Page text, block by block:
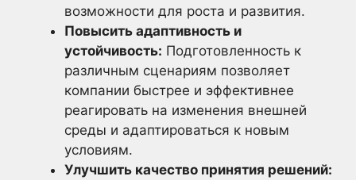
возможности для роста и развития.
Повысить адаптивность и
устойчивость: Подготовленность к
различным сценариям позволяет
компании быстрее и эффективнее
реагировать на изменения внешней
среды и адаптироваться к новым
условиям.
Улучшить качество принятия решений: